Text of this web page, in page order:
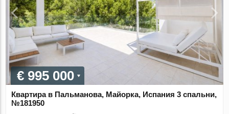
€ 995 000
Квартира в Пальманова, Майорка, Испания 3 спальни,
№181950